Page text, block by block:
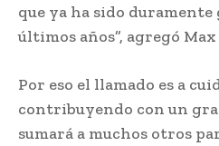
que ya ha sido duramente
últimos años”, agregó Max
Por eso el llamado es a
contribuyendo con un
sumará a muchos otros